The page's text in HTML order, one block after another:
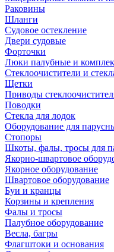
Раковины
Шланги
Судовое остекление
Двери судовые
Форточки
Люки палубные и
Стеклоочистители и
Щетки
Приводы
Поводки
Стекла для лодок
Оборудование для
Стопоры
Шкоты, фалы, тросы для
Якорно-швартовое
Якорное оборудование
Швартовое оборудование
Буи и кранцы
Корзины и крепления
Фалы и тросы
Палубное оборудование
Весла, багры
Флагштоки и основания